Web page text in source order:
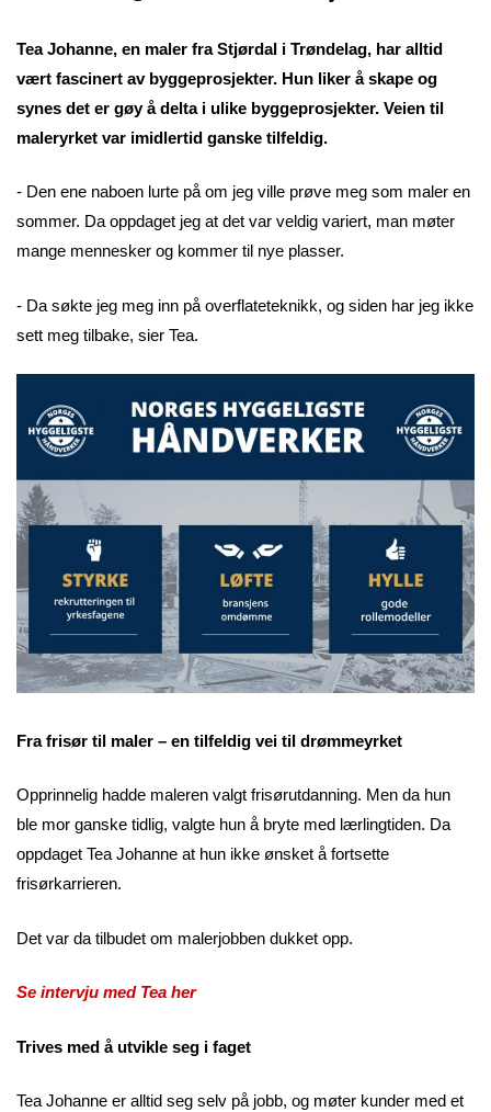
Tea Johanne, en maler fra Stjørdal i Trøndelag, har alltid
vært fascinert av byggeprosjekter. Hun liker å skape og
synes det er gøy å delta i ulike byggeprosjekter. Veien til
maleryrket var imidlertid ganske tilfeldig.
- Den ene naboen lurte på om jeg ville prøve meg som maler en
sommer. Da oppdaget jeg at det var veldig variert, man møter
mange mennesker og kommer til nye plasser.
- Da søkte jeg meg inn på overflateteknikk, og siden har jeg ikke
sett meg tilbake, sier Tea.
Fra frisør til maler – en tilfeldig vei til drømmeyrket
Opprinnelig hadde maleren valgt frisørutdanning. Men da hun
ble mor ganske tidlig, valgte hun å bryte med lærlingtiden. Da
oppdaget Tea Johanne at hun ikke ønsket å fortsette
frisørkarrieren.
Det var da tilbudet om malerjobben dukket opp.
Se intervju med Tea her
Trives med å utvikle seg i faget
Tea Johanne er alltid seg selv på jobb, og møter kunder med et